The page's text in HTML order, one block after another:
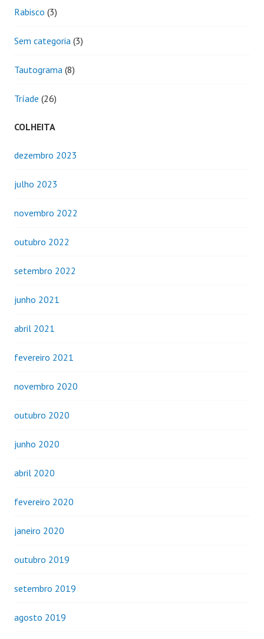
Rabisco (3)
Sem categoria (3)
Tautograma (8)
Tríade (26)
COLHEITA
dezembro 2023
julho 2023
novembro 2022
outubro 2022
setembro 2022
junho 2021
abril 2021
fevereiro 2021
novembro 2020
outubro 2020
junho 2020
abril 2020
fevereiro 2020
janeiro 2020
outubro 2019
setembro 2019
agosto 2019